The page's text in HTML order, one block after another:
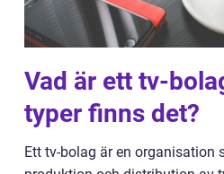
Vad är ett tv-
typer finns det?
Ett tv-bolag är en organisation